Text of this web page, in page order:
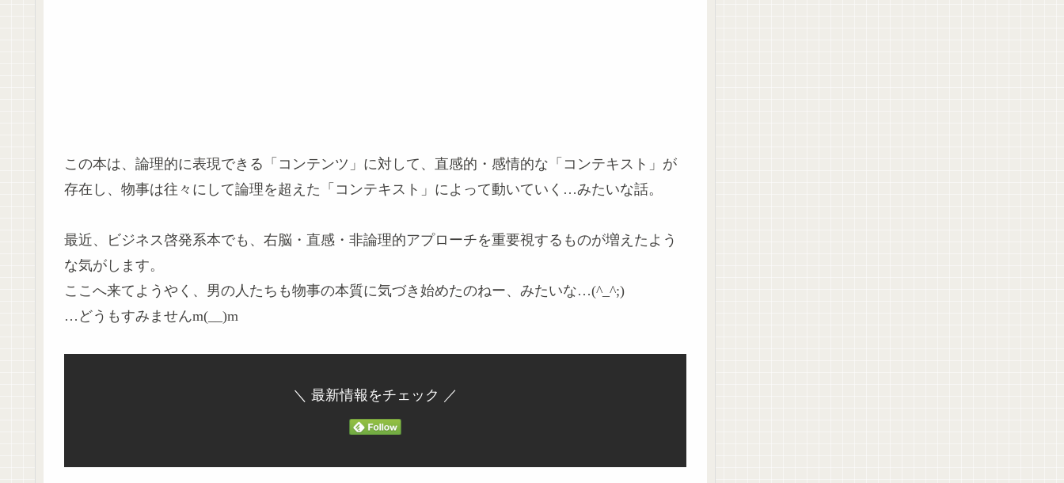
この本は、論理的に表現できる「コンテンツ」に対して、直感的・感情的な「コンテキスト」が
存在し、物事は往々にして論理を超えた「コンテキスト」によって動いていく…みたいな話。
最近、ビジネス啓発系本でも、右脳・直感・非論理的アプローチを重要視するものが増えたよう
な気がします。
ここへ来てようやく、男の人たちも物事の本質に気づき始めたのねー、みたいな…(^_^;)
…どうもすみませんm(__)m
＼ 最新情報をチェック ／